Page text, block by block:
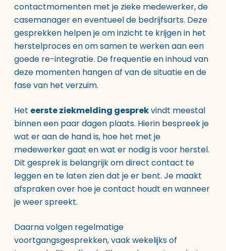
contactmomenten met je zieke medewerker, de
casemanager en eventueel de bedrijfsarts. Deze
gesprekken helpen je om inzicht te krijgen in het
herstelproces en om samen te werken aan een
goede re-integratie. De frequentie en inhoud van
deze momenten hangen af van de situatie en de
fase van het verzuim.
Het eerste ziekmelding gesprekvindt meestal
binnen een paar dagen plaats. Hierin bespreek je
wat er aan de hand is, hoe het met je
medewerker gaat en wat er nodig is voor herstel.
Dit gesprek is belangrijk om direct contact te
leggen en te laten zien dat je er bent. Je maakt
afspraken over hoe je contact houdt en wanneer
je weer spreekt.
Daarna volgen regelmatige
voortgangsgesprekken, vaak wekelijks of